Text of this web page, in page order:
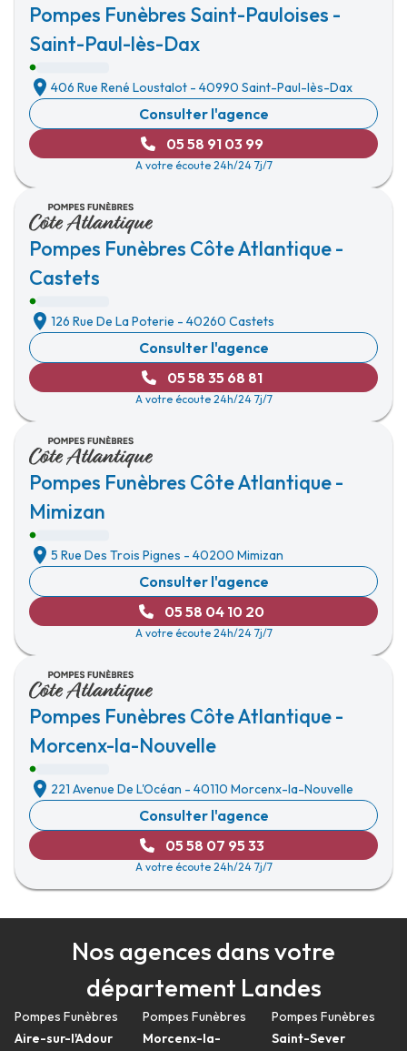
Pompes Funèbres Saint-Pauloises -
Saint-Paul-lès-Dax
406 Rue René Loustalot - 40990 Saint-Paul-lès-Dax
Consulter l'agence
05 58 91 03 99
A votre écoute 24h/24 7j/7
Pompes Funèbres Côte Atlantique -
Castets
126 Rue De La Poterie - 40260 Castets
Consulter l'agence
05 58 35 68 81
A votre écoute 24h/24 7j/7
Pompes Funèbres Côte Atlantique -
Mimizan
5 Rue Des Trois Pignes - 40200 Mimizan
Consulter l'agence
05 58 04 10 20
A votre écoute 24h/24 7j/7
Pompes Funèbres Côte Atlantique -
Morcenx-la-Nouvelle
221 Avenue De L'Océan - 40110 Morcenx-la-Nouvelle
Consulter l'agence
05 58 07 95 33
A votre écoute 24h/24 7j/7
Nos agences dans votre
département Landes
Pompes Funèbres
Aire-sur-l'Adour
Pompes Funèbres
Morcenx-la-
Pompes Funèbres
Saint-Sever